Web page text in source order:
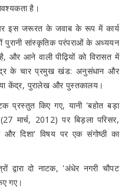
है।
इस जरूरत के जवाब के रूप में कार्य
पुरानी सांस्कृतिक परंपराओं के अध्ययन
और आने वाली पीढ़ियों को विरासत में
के चार प्रमुख खंड: अनुसंधान और
केंद्र, पुरालेख और पुस्तकालय।
प्रस्तुत किए गए, यानी 'बहोत बड़ा
मार्च, 2012) पर बिड़ला परिसर,
दिशा' विषय पर एक संगोष्ठी का
द्वारा दो नाटक, 'अंधेर नगरी चौपट
गए।